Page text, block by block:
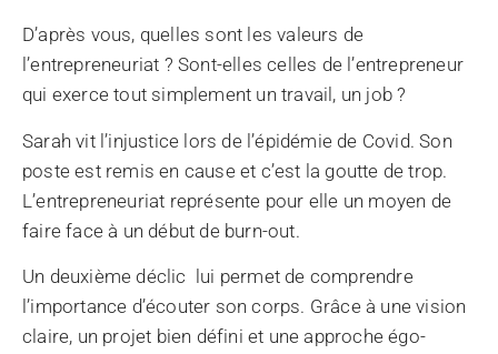
D’après vous, quelles sont les valeurs de
l’entrepreneuriat ? Sont-elles celles de l’entrepreneur
qui exerce tout simplement un travail, un job ?
Sarah vit l’injustice lors de l’épidémie de Covid. Son
poste est remis en cause et c’est la goutte de trop.
L’entrepreneuriat représente pour elle un moyen de
faire face à un début de burn-out.
Un deuxième déclic lui permet de comprendre
l’importance d’écouter son corps. Grâce à une vision
claire, un projet bien défini et une approche égo-